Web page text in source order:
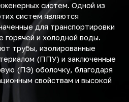
систем. Одной из
систем являются
для транспортировки
горячей и холодной воды.
трубы, изолированные
(ППУ) и заключенные
(ПЭ) оболочку, благодаря
свойствам и высокой